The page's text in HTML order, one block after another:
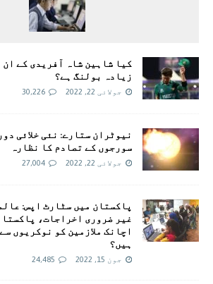
کیا شاہین شاہ آفریدی کے
زیادہ بولنگ ہے؟
جولائی 22, 2022 30,226
نیوٹران ستارے: نئی خلائی
سورجوں کے تصادم کا نظارہ
جولائی 22, 2022 27,004
پاکستان میں سٹارٹ اپس:
غیر ضروری اخراجات،
اچانک ملازمین کو نوکریوں
ہیں؟
جون 15, 2022 24,485